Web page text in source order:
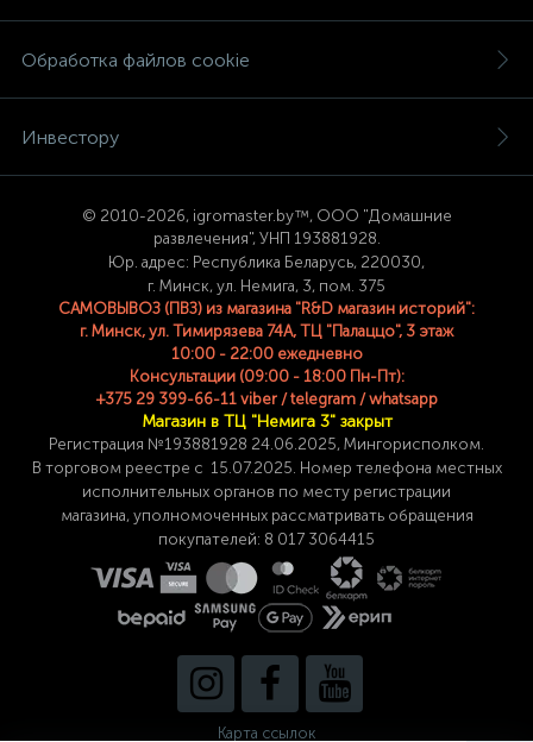
Обработка файлов cookie
Инвестору
© 2010-2026, igromaster.by™, ООО "Домашние
развлечения", УНП 193881928.
Юр. адрес: Республика Беларусь, 220030,
г. Минск, ул. Немига, 3, пом. 375
САМОВЫВОЗ (ПВЗ) из магазина "R&D магазин историй":
г. Минск, ул. Тимирязева 74A, ТЦ "Палаццо", 3 этаж
10:00 - 22:00 ежедневно
Консультации (09:00 - 18:00 Пн-Пт):
+375 29 399-66-11 viber / telegram / whatsapp
Магазин в ТЦ "Немига 3" закрыт
Регистрация №193881928 24 .06.2025, Мингорисполком.
В торговом реестре с 15.07.2025. Номер телефона местных
исполнительных органов по месту регистрации
магазина,уполномоченных рассматривать обращения
покупателей: 8 017 3064415
Карта ссылок